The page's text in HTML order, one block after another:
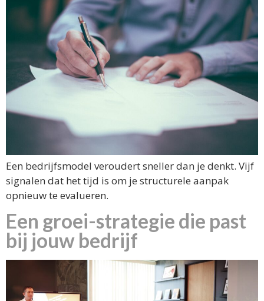
Een bedrijfsmodel veroudert sneller dan je denkt. Vijf
signalen dat het tijd is om je structurele aanpak
opnieuw te evalueren.
Een groei-strategie die past
bij jouw bedrijf